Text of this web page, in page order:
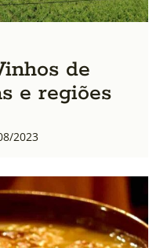
de
e regiões
2023